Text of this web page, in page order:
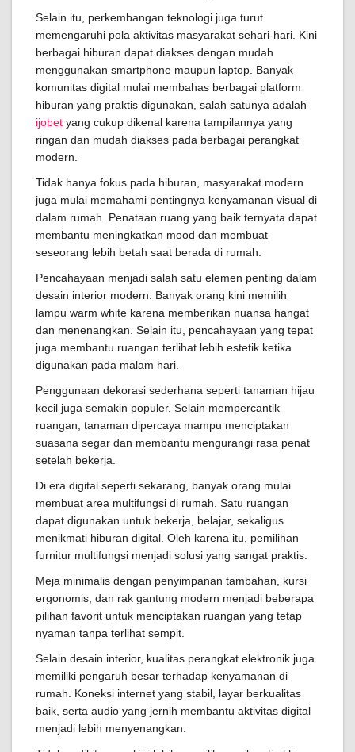
Selain itu, perkembangan teknologi juga turut
memengaruhi pola aktivitas masyarakat sehari-hari. Kini
berbagai hiburan dapat diakses dengan mudah
menggunakan smartphone maupun laptop. Banyak
komunitas digital mulai membahas berbagai platform
hiburan yang praktis digunakan, salah satunya adalah
ijobet yang cukup dikenal karena tampilannya yang
ringan dan mudah diakses pada berbagai perangkat
modern.
Tidak hanya fokus pada hiburan, masyarakat modern
juga mulai memahami pentingnya kenyamanan visual di
dalam rumah. Penataan ruang yang baik ternyata dapat
membantu meningkatkan mood dan membuat
seseorang lebih betah saat berada di rumah.
Pencahayaan menjadi salah satu elemen penting dalam
desain interior modern. Banyak orang kini memilih
lampu warm white karena memberikan nuansa hangat
dan menenangkan. Selain itu, pencahayaan yang tepat
juga membantu ruangan terlihat lebih estetik ketika
digunakan pada malam hari.
Penggunaan dekorasi sederhana seperti tanaman hijau
kecil juga semakin populer. Selain mempercantik
ruangan, tanaman dipercaya mampu menciptakan
suasana segar dan membantu mengurangi rasa penat
setelah bekerja.
Di era digital seperti sekarang, banyak orang mulai
membuat area multifungsi di rumah. Satu ruangan
dapat digunakan untuk bekerja, belajar, sekaligus
menikmati hiburan digital. Oleh karena itu, pemilihan
furnitur multifungsi menjadi solusi yang sangat praktis.
Meja minimalis dengan penyimpanan tambahan, kursi
ergonomis, dan rak gantung modern menjadi beberapa
pilihan favorit untuk menciptakan ruangan yang tetap
nyaman tanpa terlihat sempit.
Selain desain interior, kualitas perangkat elektronik juga
memiliki pengaruh besar terhadap kenyamanan di
rumah. Koneksi internet yang stabil, layar berkualitas
baik, serta audio yang jernih membantu aktivitas digital
menjadi lebih menyenangkan.